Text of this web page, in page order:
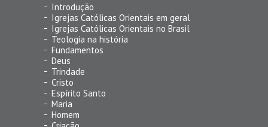
Introdução
Igrejas Católicas Orientais em geral
Igrejas Católicas Orientais no Brasil
Teologia na história
Fundamentos
Deus
Trindade
Cristo
Espírito Santo
Maria
Homem